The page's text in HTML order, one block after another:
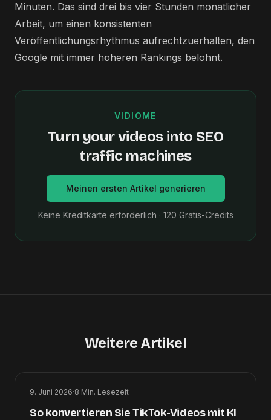
Minuten. Das sind drei bis vier Stunden monatlicher
Arbeit, um einen konsistenten
Veröffentlichungsrhythmus aufrechtzuerhalten, den
Google mit immer höheren Rankings belohnt.
VIDIOME
Turn your videos into SEO
traffic machines
Meinen ersten Artikel generieren
Keine Kreditkarte erforderlich · 120 Gratis-Credits
Weitere Artikel
9. Juni 2026·8 Min. Lesezeit
So konvertieren Sie TikTok-Videos mit KI